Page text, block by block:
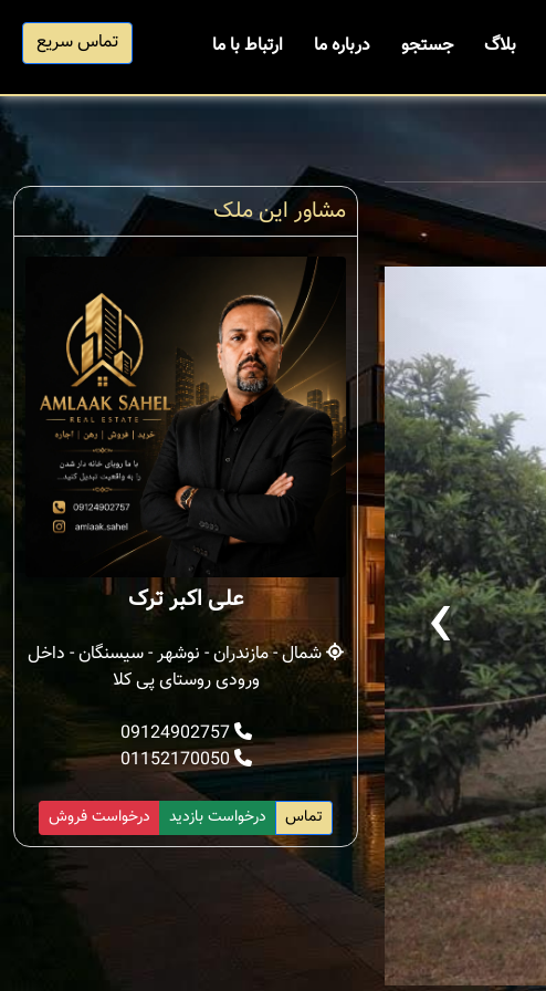
بلاگ جستجو درباره ما ارتباط با ما تماس سریع
‹
مشاور این ملک
علی اکبر ترک
شمال - مازندران - نوشهر - سیسنگان - داخل
ورودی روستای پی کلا
09124902757
01152170050
درخواست فروش درخواست بازدید تماس